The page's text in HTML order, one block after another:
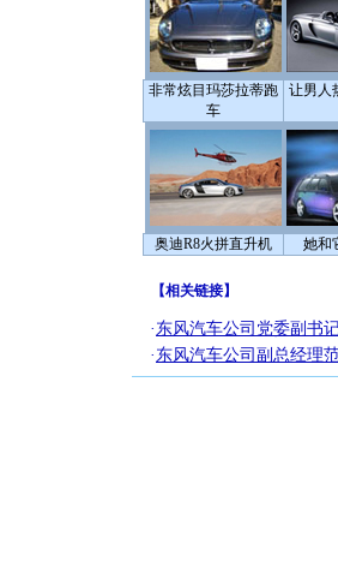
非常炫目玛莎拉蒂跑
车
让男人
奥迪R8火拼直升机 她和
【相关链接】
· 东风汽车公司党委副书
· 东风汽车公司副总经理